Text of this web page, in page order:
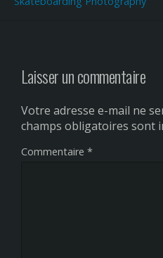
Laisser un commentaire
Votre adresse e-mail ne
champs obligatoires sont
Commentaire *